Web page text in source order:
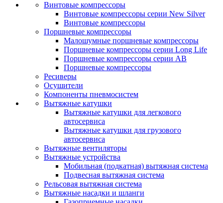
Винтовые компрессоры
Винтовые компрессоры серии New Silver
Винтовые компрессоры
Поршневые компрессоры
Малошумные поршневые компрессоры
Поршневые компрессоры серии Long Life
Поршневые компрессоры серии AB
Поршневые компрессоры
Ресиверы
Осушители
Компоненты пневмосистем
Вытяжные катушки
Вытяжные катушки для легкового
автосервиса
Вытяжные катушки для грузового
автосервиса
Вытяжные вентиляторы
Вытяжные устройства
Мобильная (подкатная) вытяжная система
Подвесная вытяжная система
Рельсовая вытяжная система
Вытяжные насадки и шланги